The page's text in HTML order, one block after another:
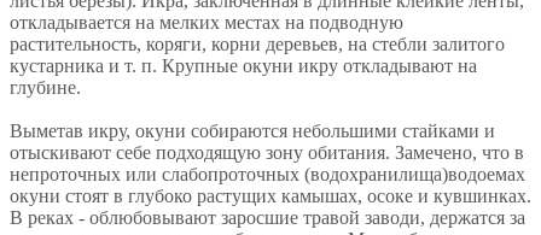
откладывается на мелких местах на подводную
растительность, коряги, корни деревьев, на стебли залитого
кустарника и т. п. Крупные окуни икру откладывают на
глубине.
Выметав икру, окуни собираются небольшими стайками и
отыскивают себе подходящую зону обитания. Замечено, что в
непроточных или слабопроточных (водохранилища)водоемах
окуни стоят в глубоко растущих камышах, осоке и кувшинках.
В реках - облюбовывают заросшие травой заводи, держатся за